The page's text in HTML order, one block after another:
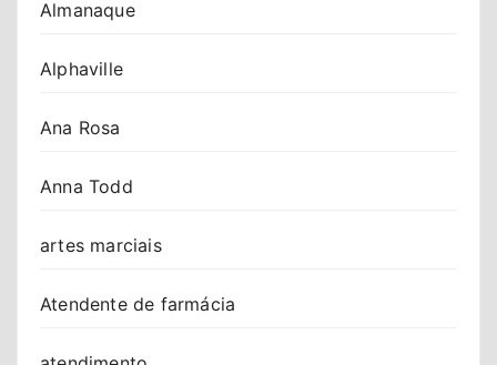
Almanaque
Alphaville
Ana Rosa
Anna Todd
artes marciais
Atendente de farmácia